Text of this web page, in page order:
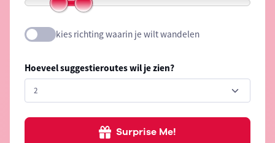
kies richting waarin je wilt wandelen
Hoeveel suggestieroutes wil je zien?
Surprise Me!